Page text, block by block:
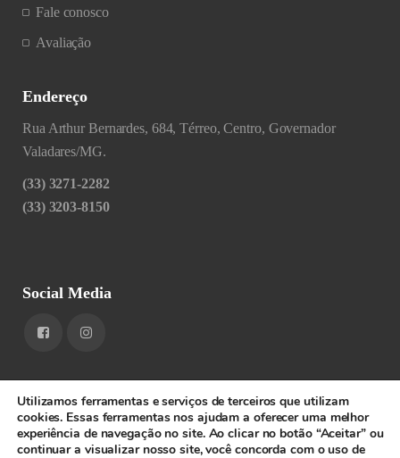
Fale conosco
Avaliação
Endereço
Rua Arthur Bernardes, 684, Térreo, Centro, Governador
Valadares/MG.
(33) 3271-2282
(33) 3203-8150
Social Media
1RIGV - CNPJ: 20.685.380/0001-52 - Todos os direitos
Utilizamos ferramentas e serviços de terceiros que utilizam
cookies. Essas ferramentas nos ajudam a oferecer uma melhor
experiência de navegação no site. Ao clicar no botão “Aceitar” ou
continuar a visualizar nosso site, você concorda com o uso de